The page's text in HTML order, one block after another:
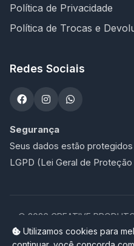
Política de Privacidade
Política de Trocas e
Redes Sociais
Segurança
Seus dados estão
LGPD (Lei Geral de
© 2026 CREATIVE
LTDA - 47.273.900/0001-
Utilizamos cookies para